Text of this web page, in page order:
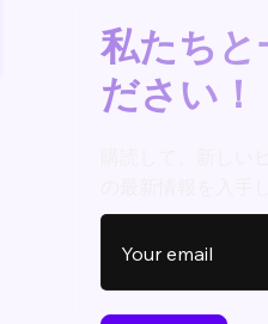
私たちと
ださい！